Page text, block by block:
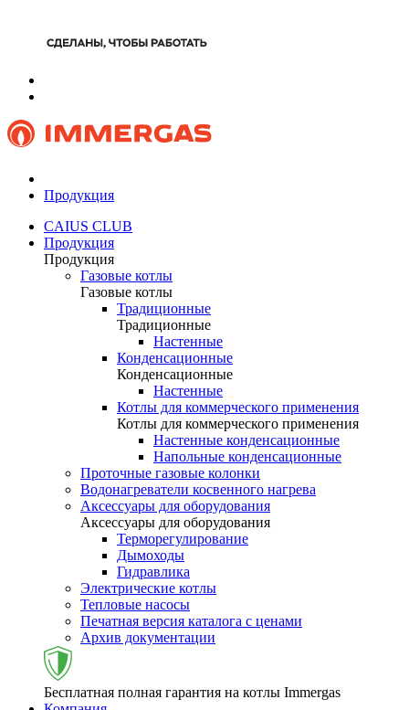
Продукция
CAIUS CLUB
Продукция
Продукция
Газовые котлы
Газовые котлы
Традиционные
Традиционные
Настенные
Конденсационные
Конденсационные
Настенные
Котлы для коммерческого применения
Котлы для коммерческого применения
Настенные конденсационные
Напольные конденсационные
Проточные газовые колонки
Водонагреватели косвенного нагрева
Аксессуары для оборудования
Аксессуары для оборудования
Терморегулирование
Дымоходы
Гидравлика
Электрические котлы
Тепловые насосы
Печатная версия каталога с ценами
Архив документации
Бесплатная полная гарантия на котлы Immergas